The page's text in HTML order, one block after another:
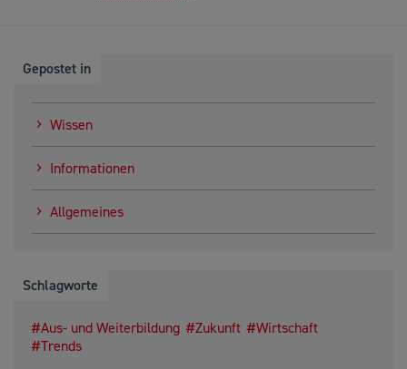
Gepostet in
Wissen
Informationen
Allgemeines
Schlagworte
Aus- und Weiterbildung Zukunft
Wirtschaft
Trends